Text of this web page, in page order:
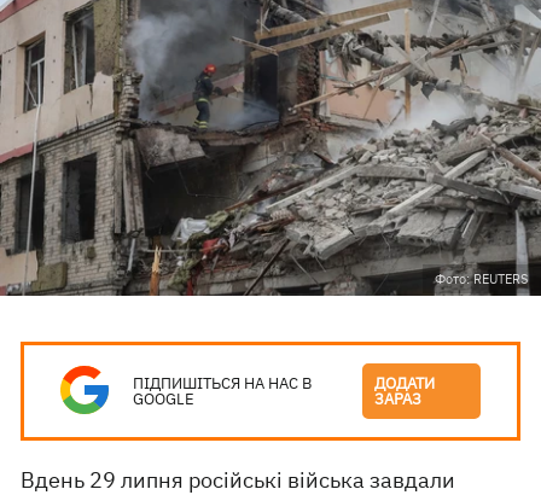
Фото: REUTERS
ПІДПИШІТЬСЯ НА НАС В
GOOGLE
ДОДАТИ
ЗАРАЗ
Вдень 29 липня російські війська завдали